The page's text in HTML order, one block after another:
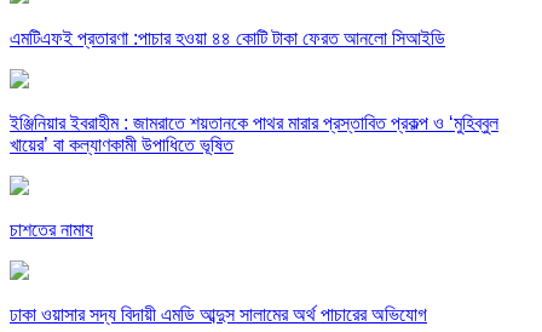
এমটিএফই প্রতারণা :পাচার হওয়া ৪৪ কোটি টাকা ফেরত আনলো সিআইডি
ইঞ্জিনিয়ার ইবরাহীম : জামরাতে শয়তানকে পাথর মারার প্রস্তাবিত প্রকল্প ও ‘মুহিব্বুল
খায়ের’ বা কল্যাণকামী উপাধিতে ভূষিত
চাশতের নামায
ঢাকা ওয়াসার সদ্য বিদায়ী এমডি আব্দুস সালামের অর্থ পাচারের অভিযোগ